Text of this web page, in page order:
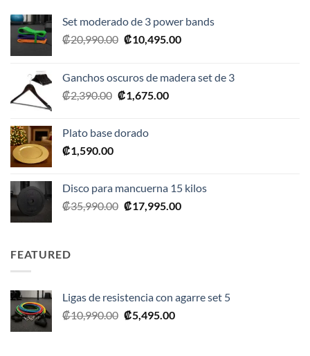
Set moderado de 3 power bands
₡20,990.00 El
era:
₡20,990.00.
₡10,495.00El
es:
Ganchos oscuros de madera set de 3
₡2,390.00 El
era:
₡1,675.00El
Plato base dorado
₡1,590.00
Disco para mancuerna 15 kilos
₡35,990.00 El
₡17,995.00El
FEATURED
Ligas de resistencia con agarre set 5
₡10,990.00 El
₡5,495.00El